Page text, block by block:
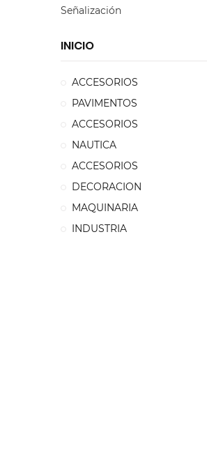
Señalización
INICIO
ACCESORIOS
PAVIMENTOS
ACCESORIOS
NAUTICA
ACCESORIOS
DECORACION
MAQUINARIA
INDUSTRIA